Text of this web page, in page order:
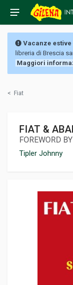
Vacanze estive
libreria di Brescia
Maggiori
< Fiat
FIAT &
FOREWORD
Tipler Johnny